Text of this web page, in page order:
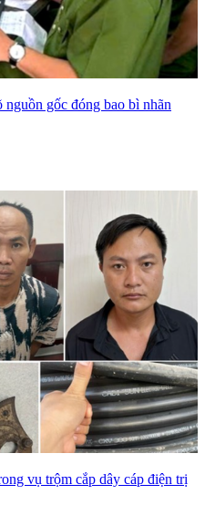
nguồn gốc đóng bao bì nhãn
vụ trộm cắp dây cáp điện trị